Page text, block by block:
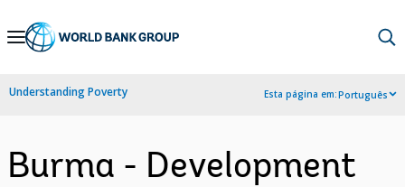
Skip
Navigation
Understanding Poverty Esta página em:Português
Burma - Development